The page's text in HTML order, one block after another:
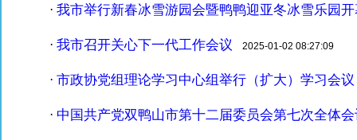
· 我市举行新春冰雪游园会暨鸭鸭迎亚冬冰雪乐园
· 我市召开关心下一代工作会议 2025-01-02 08:27:09
· 市政协党组理论学习中心组举行（扩大）学习会议
· 中国共产党双鸭山市第十二届委员会第七次全体